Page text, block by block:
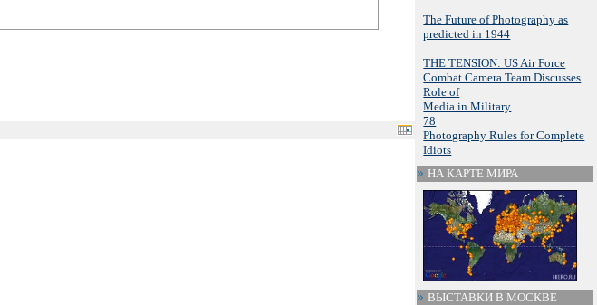
The Future of Photography as
predicted in 1944
THE TENSION: US Air Force
Combat Camera Team Discusses
Role of
Media in Military
78
Photography Rules for Complete
Idiots
НА КАРТЕ МИРА
ВЫСТАВКИ В МОСКВЕ